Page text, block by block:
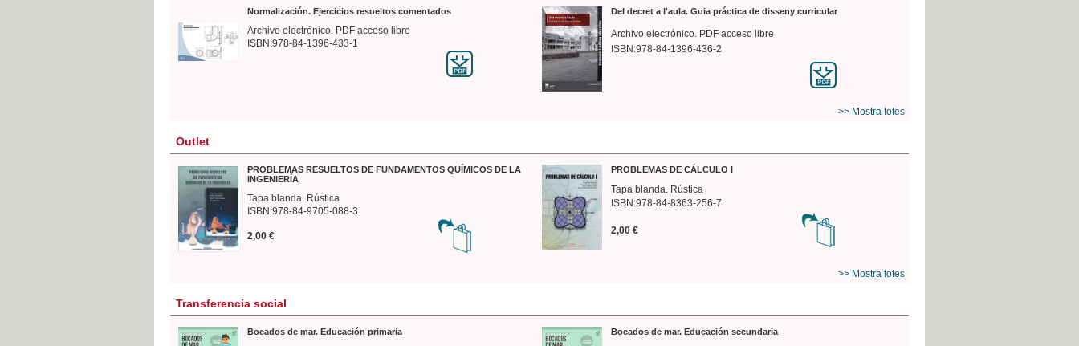
Normalización. Ejercicios resueltos comentados
Archivo electrónico. PDF acceso libre
ISBN:978-84-1396-433-1
Del decret a l'aula. Guia práctica de disseny curricular
Archivo electrónico. PDF acceso libre
ISBN:978-84-1396-436-2
>> Mostra totes
Outlet
PROBLEMAS RESUELTOS DE FUNDAMENTOS QUÍMICOS DE LA
INGENIERÍA
Tapa blanda. Rústica
ISBN:978-84-9705-088-3
2,00 €
PROBLEMAS DE CÁLCULO I
Tapa blanda. Rústica
ISBN:978-84-8363-256-7
2,00 €
>> Mostra totes
Transferencia social
Bocados de mar. Educación primaria Bocados de mar. Educación secundaria